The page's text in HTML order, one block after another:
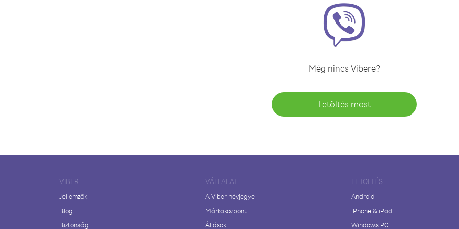
Még nincs Vibere?
Letöltés most
VIBER
Jellemzők
Blog
Biztonság
VÁLLALAT
A Viber névjegye
Márkaközpont
Állások
LETÖLTÉS
Android
iPhone & iPad
Windows PC